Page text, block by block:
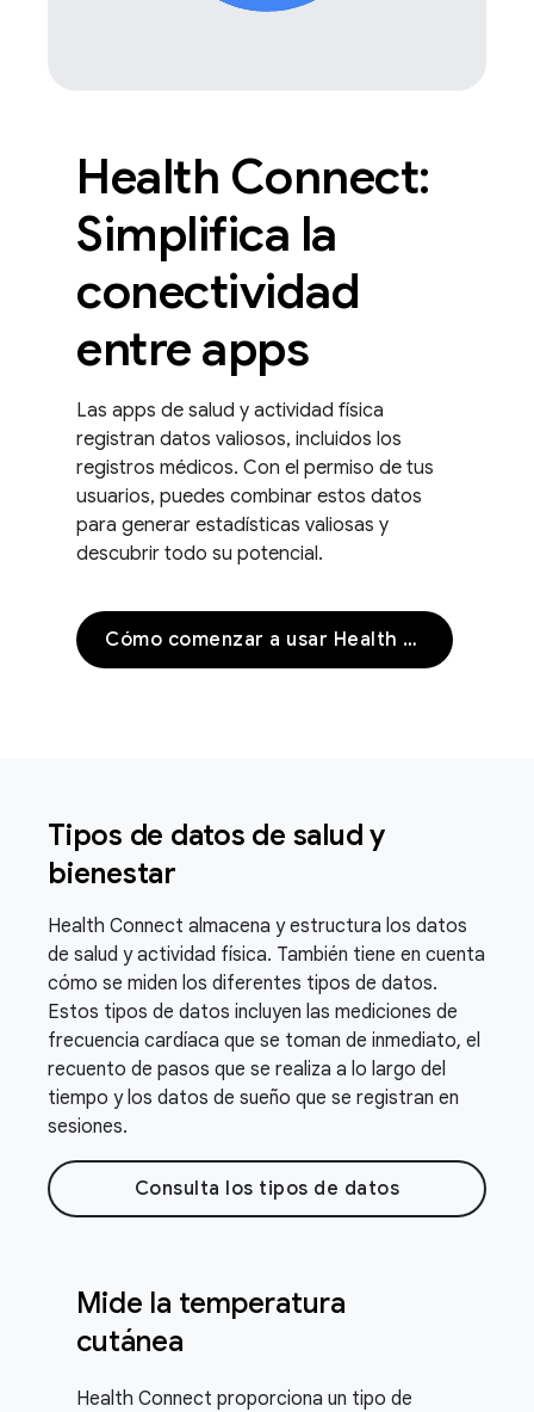
Health Connect:
Simplifica la
conectividad
entre apps
Las apps de salud y actividad física
registran datos valiosos, incluidos los
registros médicos. Con el permiso de tus
usuarios, puedes combinar estos datos
para generar estadísticas valiosas y
descubrir todo su potencial.
Cómo comenzar a usar Health Connect
Tipos de datos de salud y
bienestar
Health Connect almacena y estructura los datos
de salud y actividad física. También tiene en cuenta
cómo se miden los diferentes tipos de datos.
Estos tipos de datos incluyen las mediciones de
frecuencia cardíaca que se toman de inmediato, el
recuento de pasos que se realiza a lo largo del
tiempo y los datos de sueño que se registran en
sesiones.
Consulta los tipos de datos
Mide la temperatura
cutánea
Health Connect proporciona un tipo de